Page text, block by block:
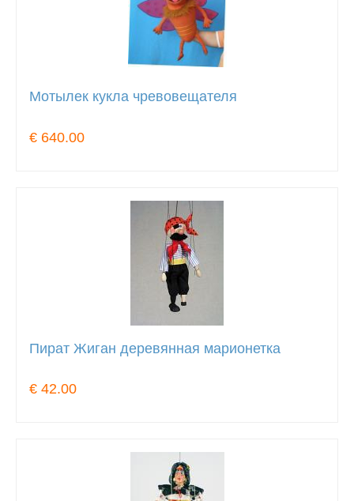
Мотылек кукла чревовещателя
€ 640.00
Пират Жиган деревянная марионетка
€ 42.00